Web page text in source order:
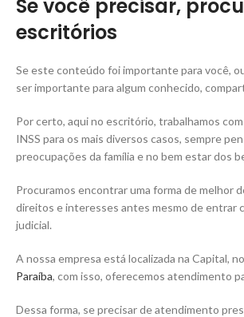
Se você precisar,
escritórios
Se este conteúdo foi importante para você,
ser importante para algum conhecido,
Por certo, aqui no escritório, trabalhamos
INSS para os mais diversos casos, sempre
preocupações da família e no bem estar dos
Procuramos encontrar uma forma de melhor
direitos e interesses antes mesmo de entrar
judicial.
A nossa empresa está localizada na Capital, no
Paraíba, com isso, oferecemos atendimento
Dessa forma, se precisar de atendimento